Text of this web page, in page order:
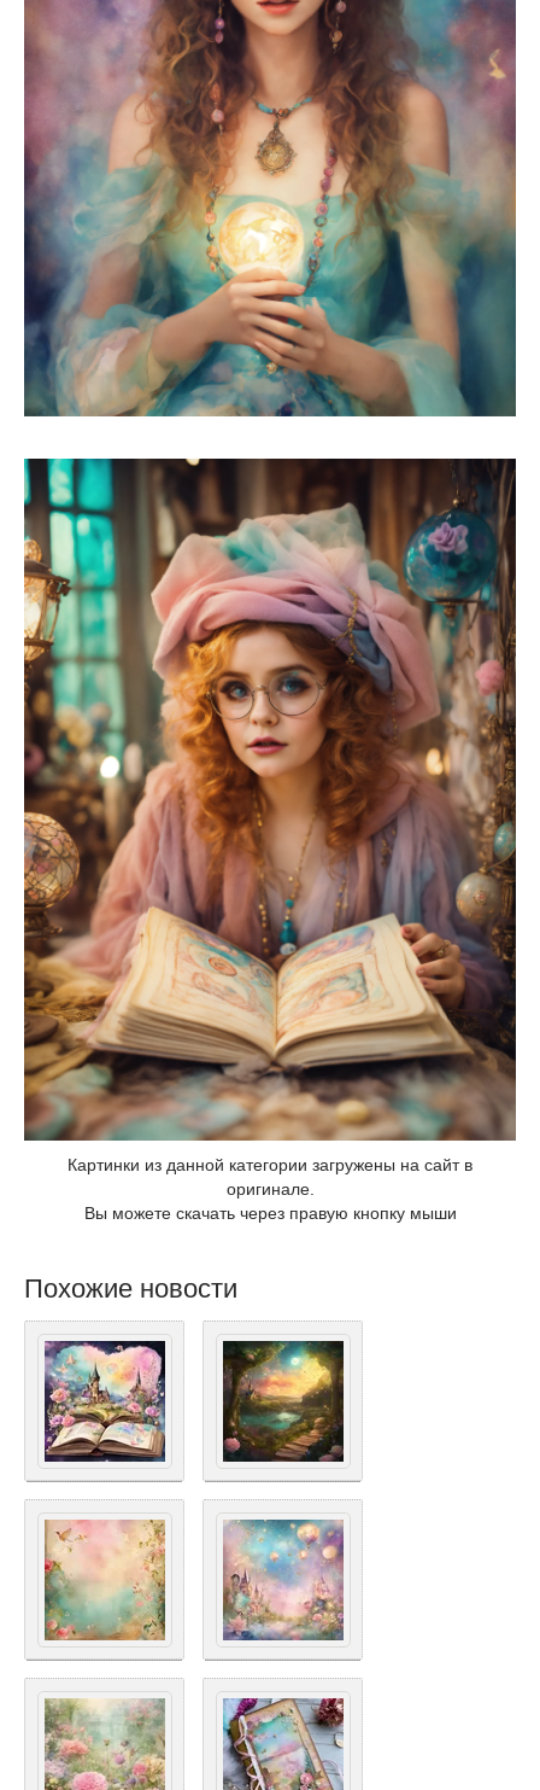
Картинки из данной категории загружены на сайт в
оригинале.
Вы можете скачать через правую кнопку мыши
Похожие новости